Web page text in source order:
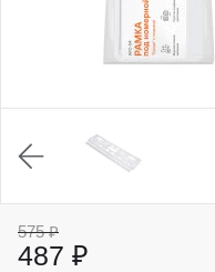
575 ₽
487 ₽